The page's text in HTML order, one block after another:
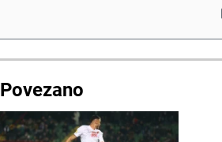
Povezano